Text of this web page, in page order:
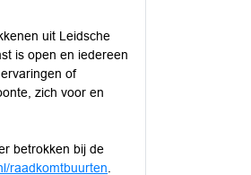
uit Leidsche
is open en iedereen
of
zich voor en
betrokken bij de
raadkomtbuurten